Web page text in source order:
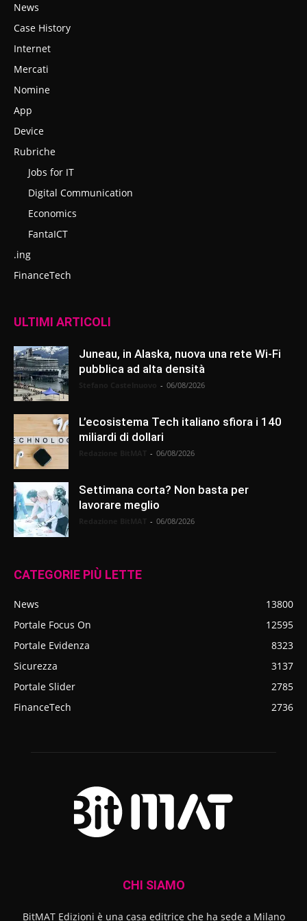
News
Case History
Internet
Mercati
Nomine
App
Device
Rubriche
Jobs for IT
Digital Communication
Economics
FantaICT
.ing
FinanceTech
ULTIMI ARTICOLI
Juneau, in Alaska, nuova una rete Wi-Fi
pubblica ad alta densità
- 06/08/2026
L’ecosistema Tech italiano sfiora i 140
miliardi di dollari
- 06/08/2026
Settimana corta? Non basta per
lavorare meglio
- 06/08/2026
CATEGORIE PIÙ LETTE
News
13800
Portale Focus On
12595
Portale Evidenza
8323
Sicurezza
3137
Portale Slider
2785
FinanceTech
2736
CHI SIAMO
BitMAT Edizioni è una casa editrice che ha sede a Milano